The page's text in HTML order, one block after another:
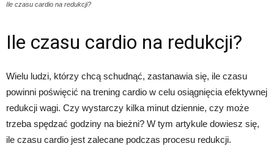
Ile czasu cardio na redukcji?
Ile czasu cardio na redukcji?
Wielu ludzi, którzy chcą schudnąć, zastanawia się, ile czasu
powinni poświęcić na trening cardio w celu osiągnięcia efektywnej
redukcji wagi. Czy wystarczy kilka minut dziennie, czy może
trzeba spędzać godziny na bieżni? W tym artykule dowiesz się,
ile czasu cardio jest zalecane podczas procesu redukcji.